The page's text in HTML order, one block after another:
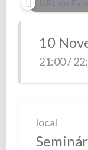
URL do
10
21:00 /
local